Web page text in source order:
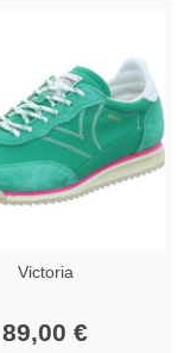
Victoria
89,00 €